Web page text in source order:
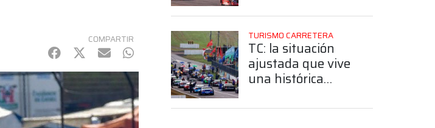
COMPARTIR
Facebook
Twitter
mail WhatsApp
TURISMO CARRETERA
TC: la situación
ajustada que vive
una histórica
construcción de un